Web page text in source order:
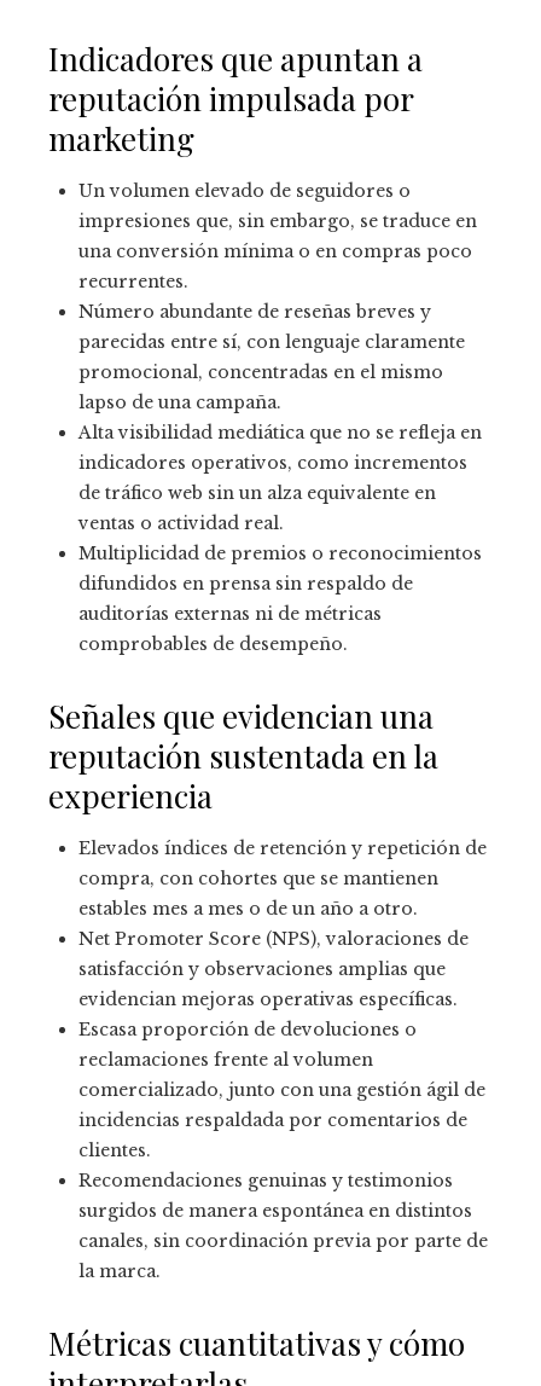
Indicadores que apuntan a
reputación impulsada por
marketing
Un volumen elevado de seguidores o
impresiones que, sin embargo, se traduce en
una conversión mínima o en compras poco
recurrentes.
Número abundante de reseñas breves y
parecidas entre sí, con lenguaje claramente
promocional, concentradas en el mismo
lapso de una campaña.
Alta visibilidad mediática que no se refleja en
indicadores operativos, como incrementos
de tráfico web sin un alza equivalente en
ventas o actividad real.
Multiplicidad de premios o reconocimientos
difundidos en prensa sin respaldo de
auditorías externas ni de métricas
comprobables de desempeño.
Señales que evidencian una
reputación sustentada en la
experiencia
Elevados índices de retención y repetición de
compra, con cohortes que se mantienen
estables mes a mes o de un año a otro.
Net Promoter Score (NPS), valoraciones de
satisfacción y observaciones amplias que
evidencian mejoras operativas específicas.
Escasa proporción de devoluciones o
reclamaciones frente al volumen
comercializado, junto con una gestión ágil de
incidencias respaldada por comentarios de
clientes.
Recomendaciones genuinas y testimonios
surgidos de manera espontánea en distintos
canales, sin coordinación previa por parte de
la marca.
Métricas cuantitativas y cómo